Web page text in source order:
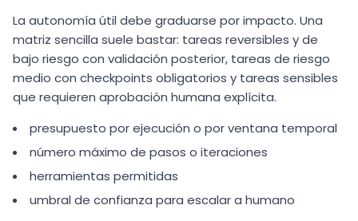
La autonomía útil debe graduarse por impacto. Una
matriz sencilla suele bastar: tareas reversibles y de
bajo riesgo con validación posterior, tareas de riesgo
medio con checkpoints obligatorios y tareas sensibles
que requieren aprobación humana explícita.
presupuesto por ejecución o por ventana temporal
número máximo de pasos o iteraciones
herramientas permitidas
umbral de confianza para escalar a humano